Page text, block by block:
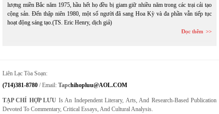
lượng miền Bắc năm 1975, hầu hết họ đều bị giam giữ nhiều năm trong các trại cải tạo
cộng sản. Đến thập niên 1980, một số người đã sang Hoa Kỳ và đa phần vẫn tiếp tục
hoạt động sáng tạo.(TS. Eric Henry, dịch giả)
Đọc thêm
Liên Lạc Tòa Soạn:
(714)381-8780 / Email: TapcHihopluu@AOL.COM
TẠP CHÍ HỢP LƯU Is An Independent Literary, Arts, And Research-Based Publication
Devoted To Commentary, Critical Essays, And Cultural Analysis.